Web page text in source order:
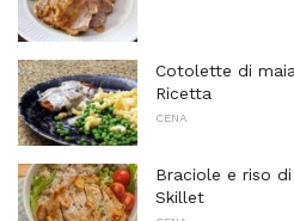
Cotolette di
Ricetta
CENA
Braciole e riso
Skillet